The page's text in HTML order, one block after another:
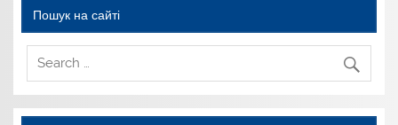
Пошук на сайті